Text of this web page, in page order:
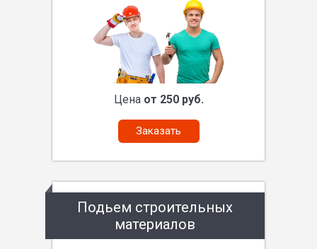
Цена от 250 руб.
Заказать
Подьем строительных
материалов